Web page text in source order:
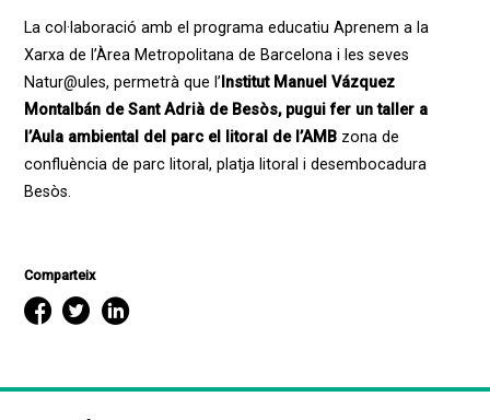
La col·laboració amb el programa educatiu Aprenem a la
Xarxa de l’Àrea Metropolitana de Barcelona i les seves
Natur@ules, permetrà que l’ Institut Manuel Vázquez
Montalbán de Sant Adrià de Besòs, pugui fer un taller a
l’Aula ambiental del parc el litoral de l’AMBzona de
confluència de parc litoral, platja litoral i desembocadura
Besòs.
Comparteix